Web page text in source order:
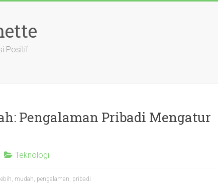
Positif
Pengalaman Pribadi Mengatur
Teknologi
lebih, mudah, pengalaman, pribadi